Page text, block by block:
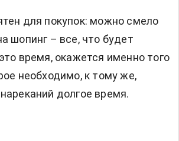
для покупок: можно смело
шопинг – все, что будет
время, окажется именно того
необходимо, к тому же,
долгое время.